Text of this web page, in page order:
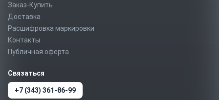
Заказ-Купить
Доставка
Расшифровка маркировки
Контакты
Публичная оферта
Связаться
+7 (343) 361-86-99